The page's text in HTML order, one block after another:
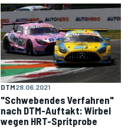
DTM28.06.2021
"Schwebendes Verfahren"
nach DTM-Auftakt: Wirbel
wegen HRT-Spritprobe